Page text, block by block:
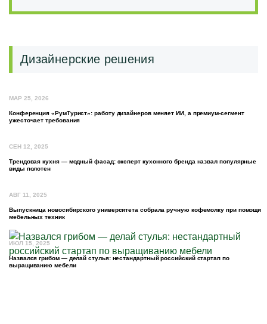
Дизайнерские решения
МАР 25, 2026
Конференция «РумТурист»: работу дизайнеров меняет ИИ, а премиум-сегмент
ужесточает требования
СЕН 12, 2025
Трендовая кухня — модный фасад: эксперт кухонного бренда назвал популярные
виды полотен
АВГ 11, 2025
Выпускница новосибирского университета собрала ручную кофемолку при помощи
мебельных техник
ИЮЛ 15, 2025
Назвался грибом — делай стулья: нестандартный российский стартап по
выращиванию мебели